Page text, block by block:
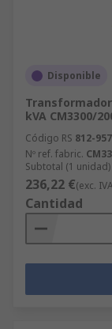
Disponible
kVA CM3300/
Código RS 812-
Nº ref. fabric.
Subtotal (1 unidad)
236,22 €(exc.
Cantidad